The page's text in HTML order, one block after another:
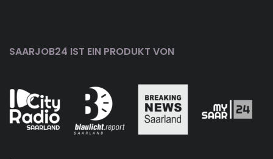
SAARJOB24 IST EIN PRODUKT VON